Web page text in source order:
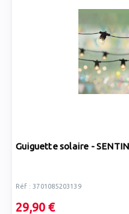
Guiguette solaire -
Réf : 3701085203139
29,90 €